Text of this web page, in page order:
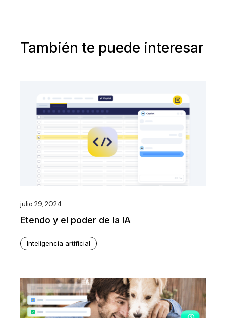
También te puede interesar
julio 29, 2024
Etendo y el poder de la IA
Inteligencia artificial